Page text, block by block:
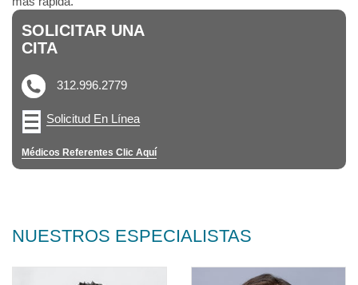
SOLICITAR UNA
CITA
312.996.2779
Solicitud En Línea
Médicos Referentes Clic Aquí
NUESTROS ESPECIALISTAS